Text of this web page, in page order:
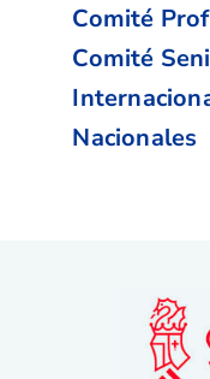
Comité
Comité
Nacionales